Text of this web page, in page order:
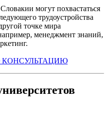
могут похвастаться
трудоустройства
точке мира
менеджмент знаний,
КОНСУЛЬТАЦИЮ